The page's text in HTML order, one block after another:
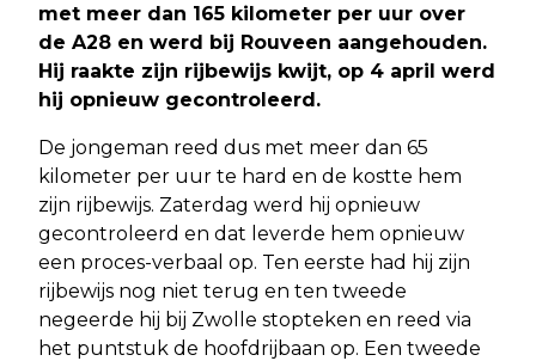
met meer dan 165 kilometer per uur over
de A28 en werd bij Rouveen aangehouden.
Hij raakte zijn rijbewijs kwijt, op 4 april werd
hij opnieuw gecontroleerd.
De jongeman reed dus met meer dan 65
kilometer per uur te hard en de kostte hem
zijn rijbewijs. Zaterdag werd hij opnieuw
gecontroleerd en dat leverde hem opnieuw
een proces-verbaal op. Ten eerste had hij zijn
rijbewijs nog niet terug en ten tweede
negeerde hij bij Zwolle stopteken en reed via
het puntstuk de hoofdrijbaan op. Een tweede